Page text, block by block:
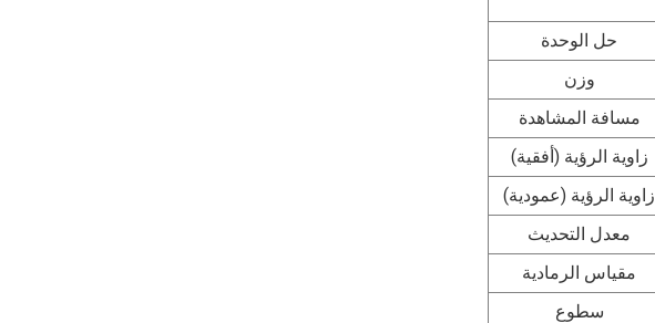
حل الوحدة
وزن
مسافة المشاهدة
زاوية الرؤية (أفقية)
زاوية الرؤية (عمودية)
معدل التحديث
مقياس الرمادية
سطوع